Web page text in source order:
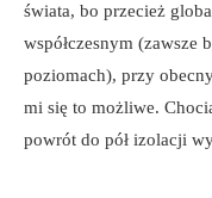
świata, bo przecież
współczesnym (zawsze
poziomach), przy
mi się to możliwe.
powrót do pół izolacji